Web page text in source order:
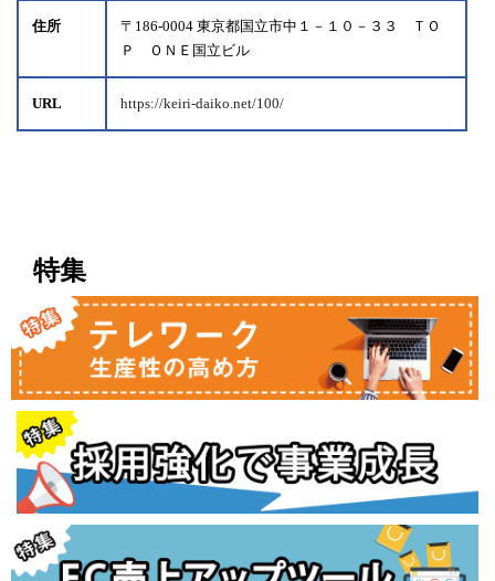
住所
〒186-0004 東京都国立市中１－１０－３３ ＴＯ
Ｐ ＯＮＥ国立ビル
URL https://keiri-daiko.net/100/
特集